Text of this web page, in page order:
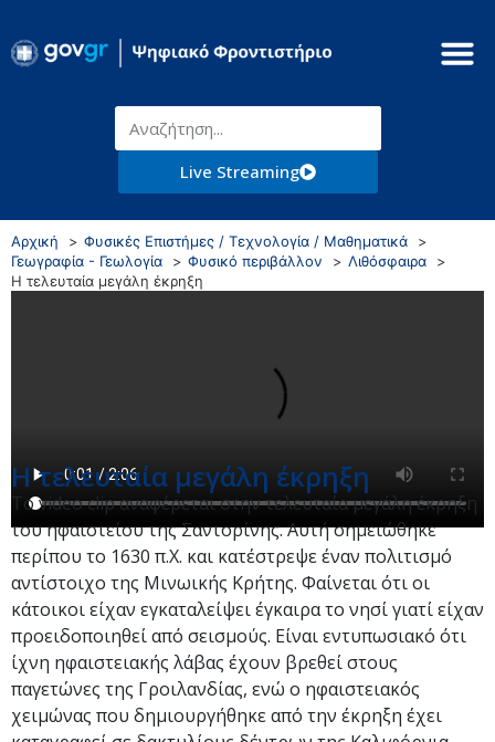
Live Streaming
Αρχική
Φυσικές Επιστήμες / Τεχνολογία / Μαθηματικά
Γεωγραφία - Γεωλογία
Φυσικό περιβάλλον
Λιθόσφαιρα
Η τελευταία μεγάλη έκρηξη
Η τελευταία μεγάλη έκρηξη
Το video clip αναφέρεται στην τελευταία μεγάλη έκρηξη
του ηφαιστείου της Σαντορίνης. Αυτή σημειώθηκε
περίπου το 1630 π.Χ. και κατέστρεψε έναν πολιτισμό
αντίστοιχο της Μινωικής Κρήτης. Φαίνεται ότι οι
κάτοικοι είχαν εγκαταλείψει έγκαιρα το νησί γιατί είχαν
προειδοποιηθεί από σεισμούς. Είναι εντυπωσιακό ότι
ίχνη ηφαιστειακής λάβας έχουν βρεθεί στους
παγετώνες της Γροιλανδίας, ενώ ο ηφαιστειακός
χειμώνας που δημιουργήθηκε από την έκρηξη έχει